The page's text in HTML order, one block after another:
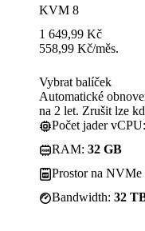
KVM 8
1 649,99 Kč
558,99 Kč/měs.
Vybrat balíček
Automatické
na 2 let. Zrušit lze
Počet jader vCPU:
RAM: 32 GB
Prostor na NVMe
Bandwidth: 32